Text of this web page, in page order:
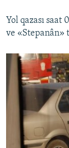
Yol qazası
ve «Stepanân»